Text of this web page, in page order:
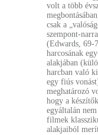
volt a több
csak a
szempont-
(Edwards, 69-
harcosának
alakjában
harcban való
egy fiús
meghatározó
hogy a
egyáltalán
filmek
alakjaiból